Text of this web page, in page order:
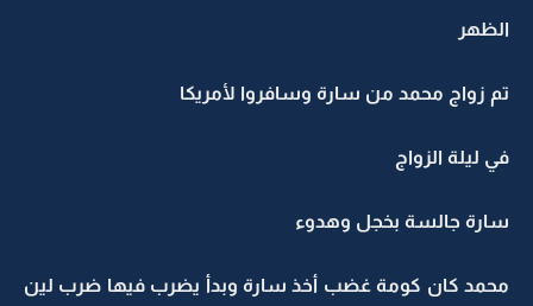
الظهر
تم زواج محمد من سارة وسافروا لأمريكا
في ليلة الزواج
سارة جالسة بخجل وهدوء
محمد كان كومة غضب أخذ سارة وبدأ يضرب فيها ضرب لين